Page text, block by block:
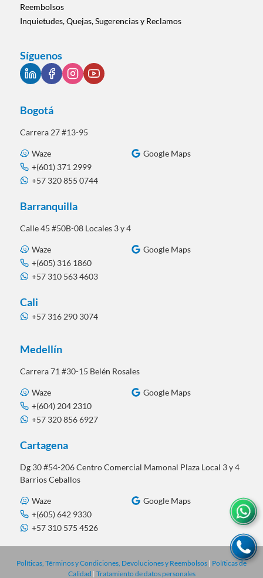
Reembolsos
Inquietudes, Quejas, Sugerencias y Reclamos
Síguenos
Bogotá
Carrera 27 #13-95
Waze
Google Maps
+(601) 371 2999
+57 320 855 0744
Barranquilla
Calle 45 #50B-08 Locales 3 y 4
Waze
Google Maps
+(605) 316 1860
+57 310 563 4603
Cali
+57 316 290 3074
Medellín
Carrera 71 #30-15 Belén Rosales
Waze
Google Maps
+(604) 204 2310
+57 320 856 6927
Cartagena
Dg 30 #54-206 Centro Comercial Mamonal Plaza Local 3 y 4
Barrios Ceballos
Waze
Google Maps
+(605) 642 9330
+57 310 575 4526
Políticas, Términos y Condiciones, Devoluciones y Reembolsos | Políticas de
Calidad | Tratamiento de datos personales